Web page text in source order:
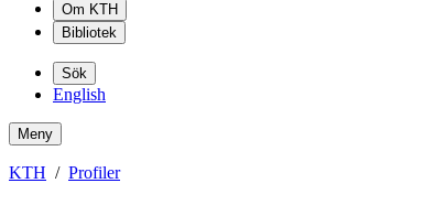
Om KTH
Bibliotek
Sök
English
Meny
KTH Profiler